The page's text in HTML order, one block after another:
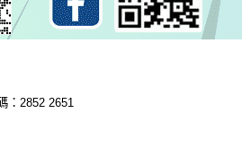
：2852 2651